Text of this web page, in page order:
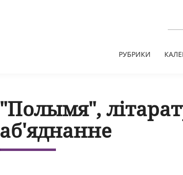
РУБРИКИ
"Полымя",
аб'яднанне